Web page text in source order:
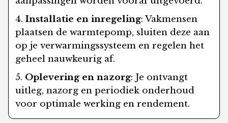
Installatie en inregeling: Vakmensen
plaatsen de warmtepomp, sluiten deze aan
op je verwarmingssysteem en regelen het
geheel nauwkeurig af.
Oplevering en nazorg: Je ontvangt
uitleg, nazorg en periodiek onderhoud
voor optimale werking en rendement.